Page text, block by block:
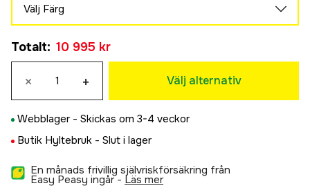
Välj Färg
10 995 kr
Svart
11 995 kr
Totalt: 10 995 kr
× + Välj alternativ
Webblager - Skickas om 3-4 veckor
Butik Hyltebruk - Slut i lager
En månads frivillig självriskförsäkring från
Easy Peasy ingår - läs mer